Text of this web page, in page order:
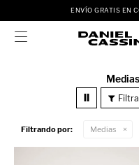
MAYORES A PYG 350.000

Filtrando por: Medias